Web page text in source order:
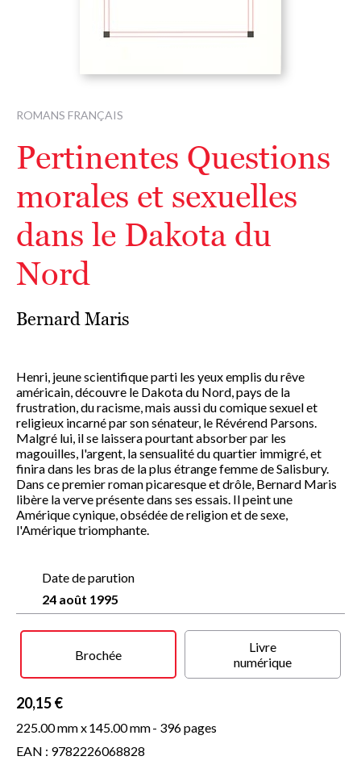
ROMANS FRANÇAIS
Pertinentes Questions
morales et sexuelles
dans le Dakota du
Nord
Bernard Maris
Henri, jeune scientifique parti les yeux emplis du rêve
américain, découvre le Dakota du Nord, pays de la
frustration, du racisme, mais aussi du comique sexuel et
religieux incarné par son sénateur, le Révérend Parsons.
Malgré lui, il se laissera pourtant absorber par les
magouilles, l'argent, la sensualité du quartier immigré, et
finira dans les bras de la plus étrange femme de Salisbury.
Dans ce premier roman picaresque et drôle, Bernard Maris
libère la verve présente dans ses essais. Il peint une
Amérique cynique, obsédée de religion et de sexe,
l'Amérique triomphante.
Date de parution
24 août 1995
Brochée
Livre
numérique
20,15 €
225.00 mm x145.00 mm- 396 pages
EAN : 9782226068828